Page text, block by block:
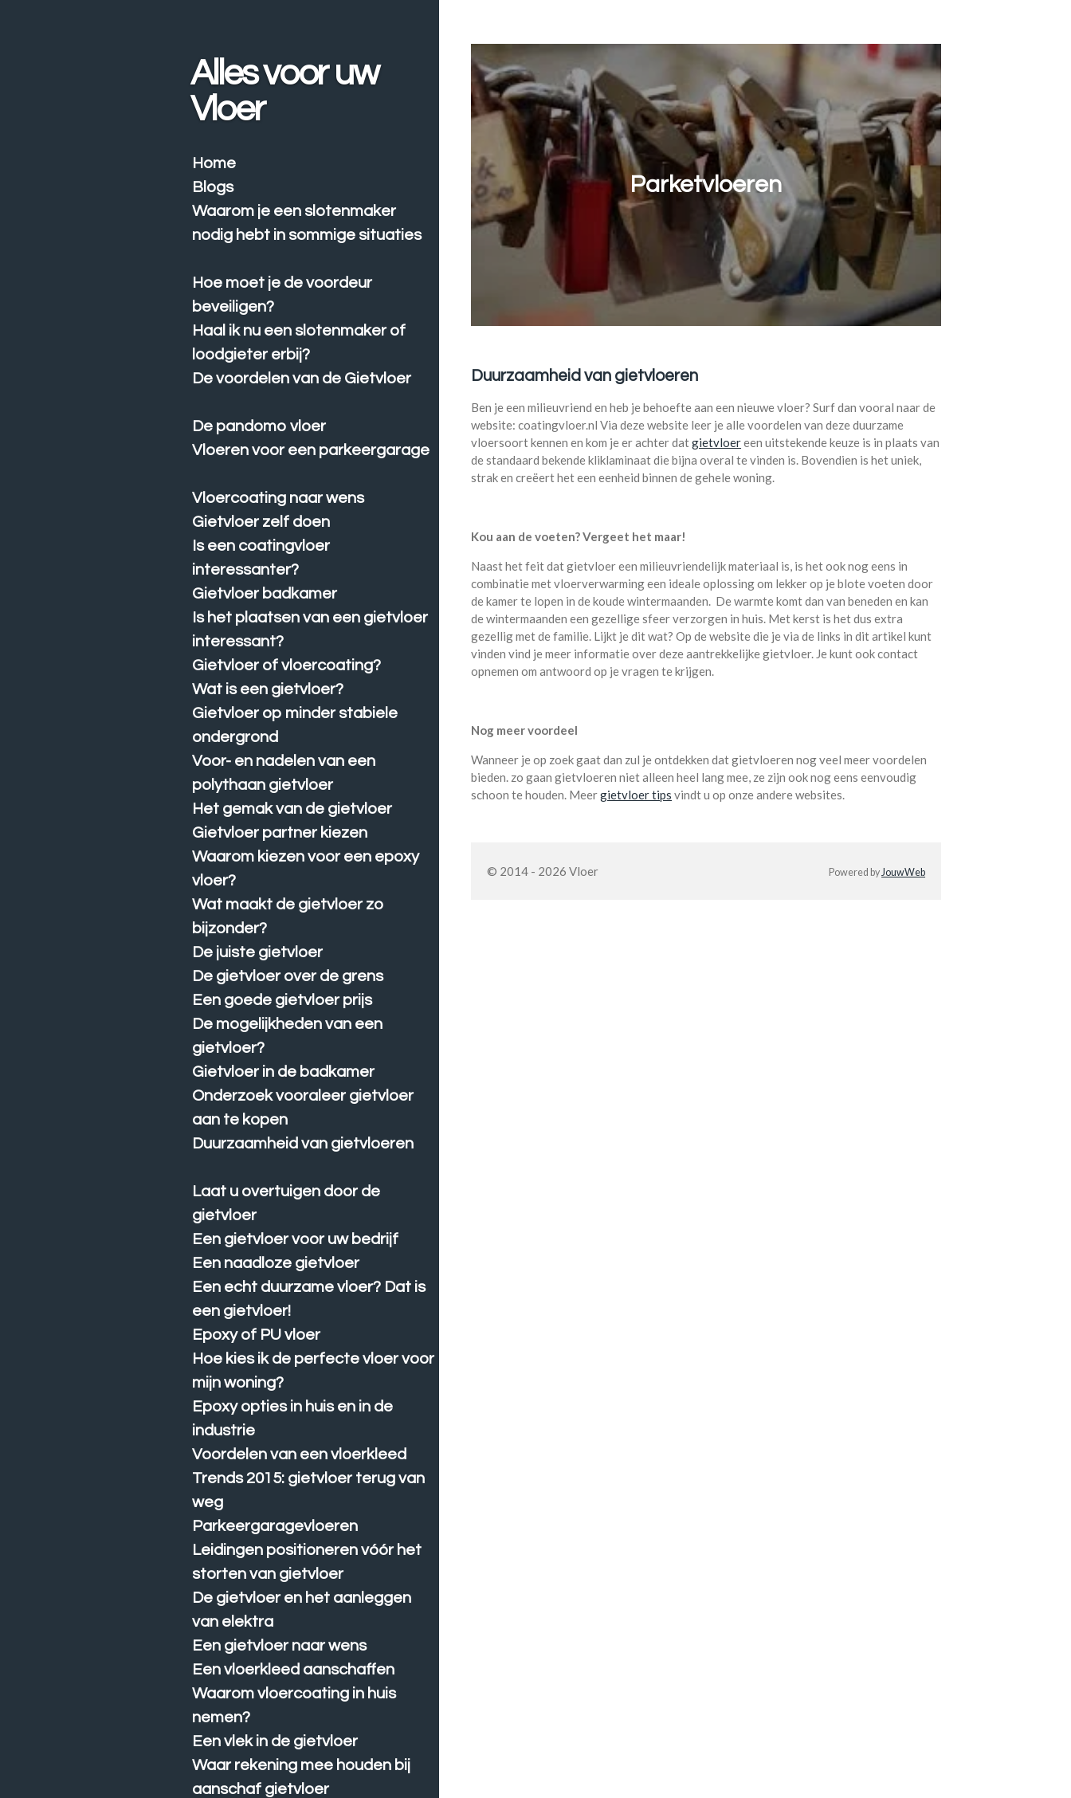
Parketvloeren
Duurzaamheid van gietvloeren
Ben je een milieuvriend en heb je behoefte aan een nieuwe vloer? Surf dan vooral naar de
website: coatingvloer.nl Via deze website leer je alle voordelen van deze duurzame
vloersoort kennen en kom je er achter datgietvloereen uitstekende keuze is in plaats van
de standaard bekende kliklaminaat die bijna overal te vinden is. Bovendien is het uniek,
strak en creëert het een eenheid binnen de gehele woning.
Kou aan de voeten? Vergeet het maar!
Naast het feit dat gietvloer een milieuvriendelijk materiaal is, is het ook nog eens in
combinatie met vloerverwarming een ideale oplossing om lekker op je blote voeten door
de kamer te lopen in de koude wintermaanden. De warmte komt dan van beneden en kan
de wintermaanden een gezellige sfeer verzorgen in huis. Met kerst is het dus extra
gezellig met de familie. Lijkt je dit wat? Op de website die je via de links in dit artikel kunt
vinden vind je meer informatie over deze aantrekkelijke gietvloer. Je kunt ook contact
opnemen om antwoord op je vragen te krijgen.
Nog meer voordeel
Wanneer je op zoek gaat dan zul je ontdekken dat gietvloeren nog veel meer voordelen
bieden. zo gaan gietvloeren niet alleen heel lang mee, ze zijn ook nog eens eenvoudig
schoon te houden. Meergietvloer tips vindt u op onze andere websites.
© 2014 - 2026 Vloer Powered byJouwWeb
Alles voor uw
Vloer
Home
Blogs
Waarom je een slotenmaker
nodig hebt in sommige situaties
Hoe moet je de voordeur
beveiligen?
Haal ik nu een slotenmaker of
loodgieter erbij?
De voordelen van de Gietvloer
De pandomo vloer
Vloeren voor een parkeergarage
Vloercoating naar wens
Gietvloer zelf doen
Is een coatingvloer
interessanter?
Gietvloer badkamer
Is het plaatsen van een gietvloer
interessant?
Gietvloer of vloercoating?
Wat is een gietvloer?
Gietvloer op minder stabiele
ondergrond
Voor- en nadelen van een
polythaan gietvloer
Het gemak van de gietvloer
Gietvloer partner kiezen
Waarom kiezen voor een epoxy
vloer?
Wat maakt de gietvloer zo
bijzonder?
De juiste gietvloer
De gietvloer over de grens
Een goede gietvloer prijs
De mogelijkheden van een
gietvloer?
Gietvloer in de badkamer
Onderzoek vooraleer gietvloer
aan te kopen
Duurzaamheid van gietvloeren
Laat u overtuigen door de
gietvloer
Een gietvloer voor uw bedrijf
Een naadloze gietvloer
Een echt duurzame vloer? Dat is
een gietvloer!
Epoxy of PU vloer
Hoe kies ik de perfecte vloer voor
mijn woning?
Epoxy opties in huis en in de
industrie
Voordelen van een vloerkleed
Trends 2015: gietvloer terug van
weg
Parkeergaragevloeren
Leidingen positioneren vóór het
storten van gietvloer
De gietvloer en het aanleggen
van elektra
Een gietvloer naar wens
Een vloerkleed aanschaffen
Waarom vloercoating in huis
nemen?
Een vlek in de gietvloer
Waar rekening mee houden bij
aanschaf gietvloer